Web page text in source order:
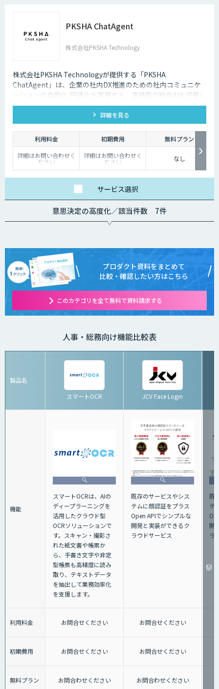
PKSHA ChatAgent
株式会社PKSHA Technology
株式会社PKSHA Technologyが提供する「PKSHA
ChatAgent」は、企業の社内DX推進のための社内コミュニケ
ーションの自動化/円滑化を実現する、高精度の独自AIを搭載し
たチャットボットです。
詳細を見る
利用料金 初期費用
無料プラン
詳細はお問い合わせく
ださい
詳細はお問い合わせく
ださい なし
サービス選択
意思決定の高度化／該当件数 7件
プロダクト資料をまとめて
比較・確認したい方はこちら
このカテゴリを全て無料で資料請求する
人事・総務向け機能比較表
製品名
スマートOCR
JCV Face Login
機能
スマートOCRは、AIの
ディープラーニングを
活用したクラウド型
OCRソリューションで
す。スキャン・撮影さ
れた紙文書や帳票か
ら、手書き文字や非定
型帳票も高精度に読み
取り、テキストデータ
を抽出して業務効率化
を支援します。
既存のサービスやシス
テムに顔認証をプラス
Open APIでシンプルな
開発と実装ができるク
ラウドサービス
既
テ
開
ラ
利用料金 お問合せください お問合せください
初期費用 お問合せください お問合せください
無料プラン お問合わせください お問合わせください